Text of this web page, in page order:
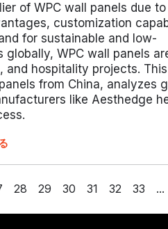
of WPC wall panels due
customization
for sustainable and low-
WPC wall panels
hospitality projects.
from China, analyzes
like Aesthedge
28 29 30 31 32 33 ...